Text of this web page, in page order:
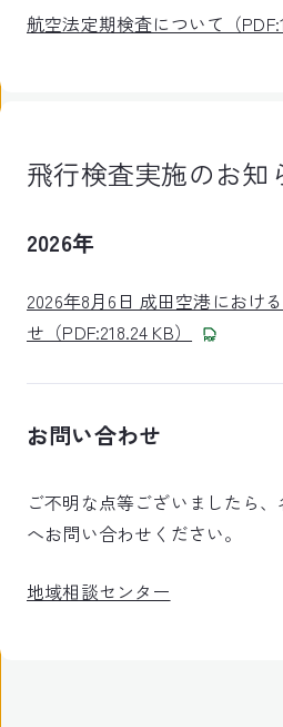
航空法定期検査について（
飛行検査実施のお知
2026年
2026年8月6日 成田空港におけ
せ（PDF:218.24 KB）
お問い合わせ
ご不明な点等ございましたら
へお問い合わせください。
地域相談センター